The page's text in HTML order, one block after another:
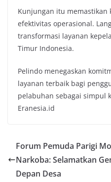
Kunjungan itu memastikan
efektivitas operasional.
transformasi layanan
Timur Indonesia.
Pelindo menegaskan
layanan terbaik bagi
pelabuhan sebagai simpul
Eranesia.id
Forum Pemuda Parigi
Narkoba: Selamatkan
Depan Desa